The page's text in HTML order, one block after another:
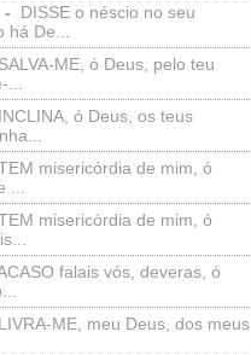
-
DISSE o néscio no seu
há De...
SALVA-ME, ó Deus, pelo teu
...
INCLINA, ó Deus, os teus
misericórdia de mim, ó
...
misericórdia de mim, ó
falais vós, deveras, ó
LIVRA-ME, meu Deus, dos meus